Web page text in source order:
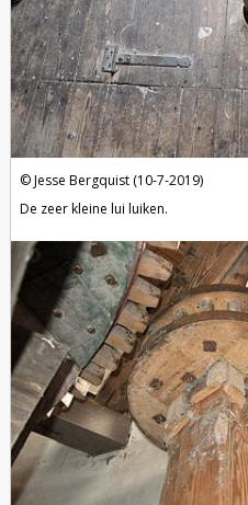
Jesse Bergquist (10-7-2019)
De zeer kleine lui luiken.